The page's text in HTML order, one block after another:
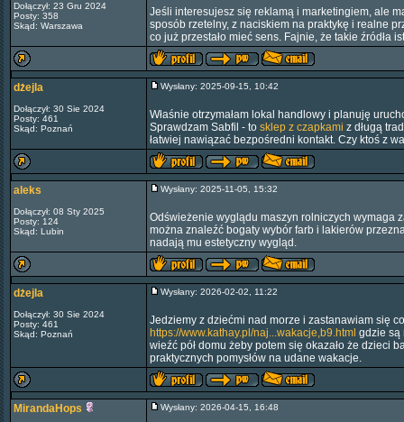
Dołączył: 23 Gru 2024
Posty: 358
Skąd: Warszawa
Jeśli interesujesz się reklamą i marketingiem, ale
sposób rzetelny, z naciskiem na praktykę i realne
co już przestało mieć sens. Fajnie, że takie
dżejla
Dołączył: 30 Sie 2024
Posty: 461
Skąd: Poznań
Wysłany: 2025-09-15, 10:42
Właśnie otrzymałam lokal handlowy i planuję
Sprawdzam Sabfil - to sklep z czapkami z długą
łatwiej nawiązać bezpośredni kontakt. Czy ktoś z
aleks
Dołączył: 08 Sty 2025
Posty: 124
Skąd: Lubin
Wysłany: 2025-11-05, 15:32
Odświeżenie wyglądu maszyn rolniczych wymaga
można znaleźć bogaty wybór farb i lakierów
nadają mu estetyczny wygląd.
dżejla
Dołączył: 30 Sie 2024
Posty: 461
Skąd: Poznań
Wysłany: 2026-02-02, 11:22
Jedziemy z dziećmi nad morze i zastanawiam się
https://www.kathay.pl/naj...wakacje,b9.html gdzie są
wieźć pół domu żeby potem się okazało że dzieci
praktycznych pomysłów na udane wakacje.
MirandaHops Wysłany: 2026-04-15, 16:48